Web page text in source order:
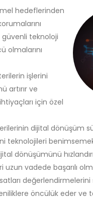
hedeflerinden
güvenli teknoloji
olmalarını
işlerini
artırır ve
için özel
dijital dönüşüm
teknolojileri
hızlandırır
uzun vadede başarılı
öncülük eder ve